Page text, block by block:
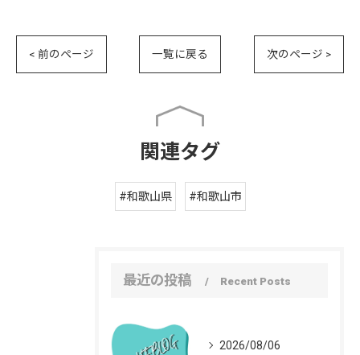
< 前のページ 一覧に戻る 次のページ >
関連タグ
#和歌山県 #和歌山市
最近の投稿 Recent Posts
2026/08/06